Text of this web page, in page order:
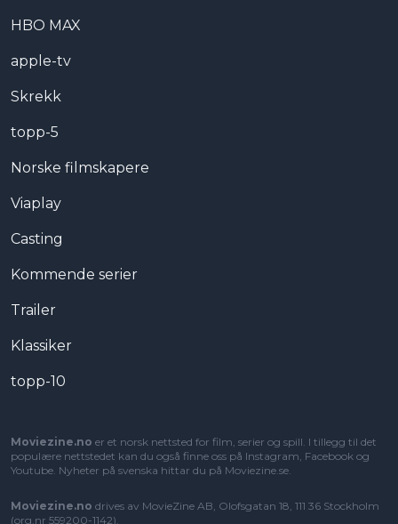
HBO MAX
apple-tv
Skrekk
topp-5
Norske filmskapere
Viaplay
Casting
Kommende serier
Trailer
Klassiker
topp-10
Moviezine.no er et norsk nettsted for film, serier og spill. I tillegg til det
populære nettstedet kan du også finne oss på Instagram, Facebook og
Youtube. Nyheter på svenska hittar du på Moviezine.se.
Moviezine.no drives av MovieZine AB, Olofsgatan 18, 111 36 Stockholm
(org.nr 559200-1142).